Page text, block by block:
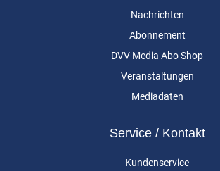
Nachrichten
Abonnement
DVV Media Abo Shop
Veranstaltungen
Mediadaten
Service / Kontakt
Kundenservice